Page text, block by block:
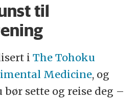
til
iThe Tohoku
Medicine, og
sette og reise deg –